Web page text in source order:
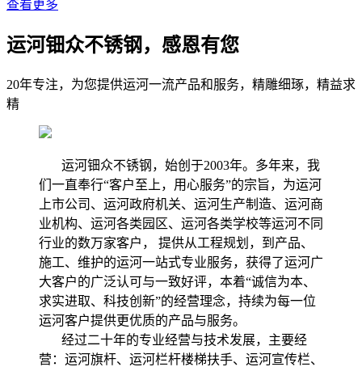
查看更多
运河钿众不锈钢，感恩有您
20年专注，为您提供运河一流产品和服务，精雕细琢，精益求
精
运河钿众不锈钢，始创于2003年。多年来，我
们一直奉行“客户至上，用心服务”的宗旨，为运河
上市公司、运河政府机关、运河生产制造、运河商
业机构、运河各类园区、运河各类学校等运河不同
行业的数万家客户， 提供从工程规划，到产品、
施工、维护的运河一站式专业服务，获得了运河广
大客户的广泛认可与一致好评，本着“诚信为本、
求实进取、科技创新”的经营理念，持续为每一位
运河客户提供更优质的产品与服务。
经过二十年的专业经营与技术发展，主要经
营：运河旗杆、运河栏杆楼梯扶手、运河宣传栏、